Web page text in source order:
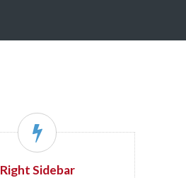
Right Sidebar